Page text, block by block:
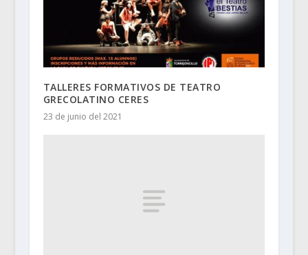
TALLERES FORMATIVOS DE TEATRO
GRECOLATINO CERES
23 de junio del 2021